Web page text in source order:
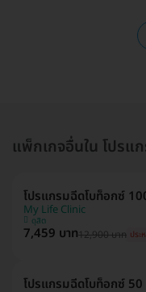
แพ็กเกจอื่นใน โปร
โปรแกรมฉีดโบท็อกซ์
My Life Clinic
ดุสิต
7,459 บาท12,900 บาท ประ
โปรแกรมฉีดโบท็อกซ์